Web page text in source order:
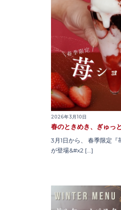
2026年3月10日
春のときめき、ぎゅっ
3月1日から、 春季限定『
が登場&#x2 […]